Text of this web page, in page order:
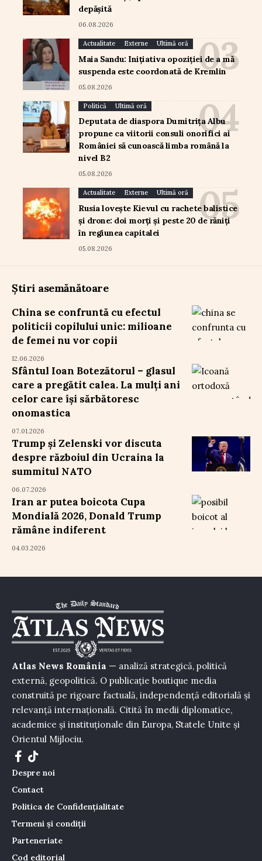
depășită
06.08.2026
Actualitate Externe Ultimă oră
Maia Sandu: Inițiativa opoziției de a mă
suspenda este coordonată de Kremlin
05.08.2026
Politică Ultimă oră
Deputata de diaspora Dumitrița Albu
propune ca viitorii consuli onorifici ai
României să cunoască limba română la
nivel B2
05.08.2026
Actualitate Externe Ultimă oră
Rusia lovește Kievul cu rachete balistice
și drone: doi morți și peste 20 de răniți
în regiunea capitalei
05.08.2026
Știri asemănătoare
China se confruntă cu efectul
politicii copilului unic: milioane
de femei nu vor copii
12.06.2026
Sfântul Ioan Botezătorul – glasul
care a pregătit calea. La mulți ani
celor care își sărbătoresc
onomastica
07.01.2026
Trump și Zelenski vor discuta
despre războiul din Ucraina la
summitul NATO
06.07.2026
Iran ar putea boicota Cupa
Mondială 2026, Donald Trump
rămâne indiferent
04.03.2026
Atlas News România — analiză strategică, politică
externă, geopolitică. O publicație boutique media
construită pe rigoare factuală, independență editorială și
relevanță internațională. Citită în medii diplomatice,
academice și instituționale din Europa, Statele Unite și
Orientul Mijlociu.
Despre noi
Contact
Politica de Confidențialitate
Termeni și condiții
Parteneriate
Cod editorial